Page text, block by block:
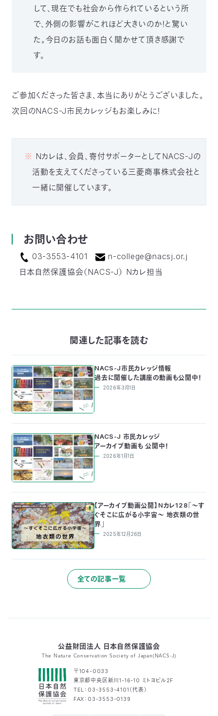
して、現在でも社会から作られているという所
で、外側の影響がこれほど大きいのか！と驚い
た。今日のお話も面白く聞かせて頂き感謝で
す。
ご参加くださった皆さま、本当にありがとうございました。
次回のNACS-J市民カレッジもお楽しみに！
※ Nカレは、会員、寄付サポーターとしてNACS-Jの
活動を支えてくださっている三菱商事株式会社と
一緒に開催しています。
お問い合わせ
03-3553-4101
n-college@nacsj.or.j
日本自然保護協会（NACS-J） Nカレ担当
関連した記事を読む
NACS-J市民カレッジ情報
過去に開催した講座の動画も公開中！
2026年3月1日
NACS-J 市民カレッジ
アーカイブ動画も 公開中！
2026年1月1日
【アーカイブ動画公開】Nカレ128「～す
ぐそこに広がる小宇宙～ 地衣類の世
界」
2025年12月26日
全ての記事一覧
公益財団法人 日本自然保護協会
The Nature Conservation Society of Japan(NACS-J)
〒104-0033
東京都中央区新川1-16-10 ミトヨビル2F
TEL：03-3553-4101（代表）
FAX：03-3553-0139